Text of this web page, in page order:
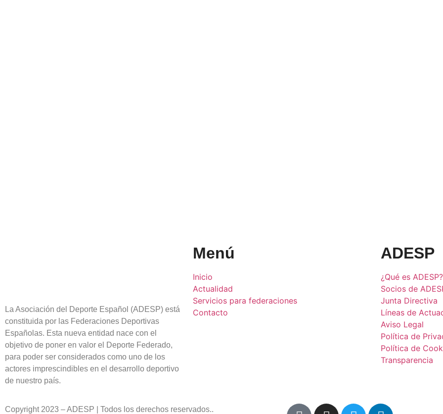
La Asociación del Deporte Español (ADESP) está
constituida por las Federaciones Deportivas
Españolas. Esta nueva entidad nace con el
objetivo de poner en valor el Deporte Federado,
para poder ser considerados como uno de los
actores imprescindibles en el desarrollo deportivo
de nuestro país.
Menú
Inicio
Actualidad
Servicios para federaciones
Contacto
ADESP
¿Qué es ADESP?
Socios de
Junta Directiva
Líneas de
Aviso Legal
Política de
Política de
Transparencia
Copyright 2023 – ADESP | Todos los derechos reservados..